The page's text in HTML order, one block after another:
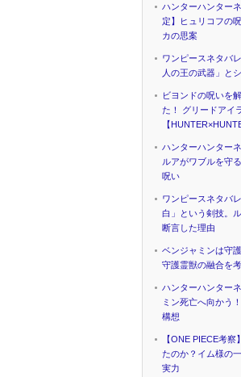
ハンターハンター
定】ヒュリコフの
カの思案
ワンピースネタバ
人の王の武器」と
ビヨンドの呪いを
た！ グリードアイ
【
ハンターハンター
ルアがワブルを守
呪い
ワンピースネタバ
白」という剣技。
断言した理由
ベンジャミンは守
守護霊獣の融合を
ハンターハンター
ミン死亡へ向かう
構想
【ONE PIECE考
たのか？イム様の
実力